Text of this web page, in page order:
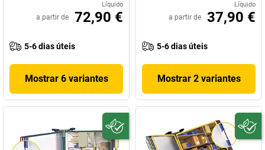
Líquido
a partir de 72,90 €
5-6 dias úteis
Mostrar 6 variantes
Líquido
a partir de 37,90 €
5-6 dias úteis
Mostrar 2 variantes